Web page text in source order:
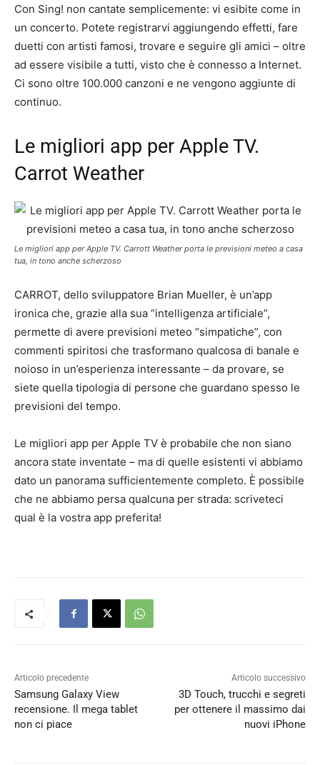
Con Sing! non cantate semplicemente: vi esibite come in
un concerto. Potete registrarvi aggiungendo effetti, fare
duetti con artisti famosi, trovare e seguire gli amici – oltre
ad essere visibile a tutti, visto che è connesso a Internet.
Ci sono oltre 100.000 canzoni e ne vengono aggiunte di
continuo.
Le migliori app per Apple TV.
Carrot Weather
Le migliori app per Apple TV. Carrott Weather porta le previsioni meteo a casa
tua, in tono anche scherzoso
CARROT, dello sviluppatore Brian Mueller, è un’app
ironica che, grazie alla sua “intelligenza artificiale”,
permette di avere previsioni meteo “simpatiche”, con
commenti spiritosi che trasformano qualcosa di banale e
noioso in un’esperienza interessante – da provare, se
siete quella tipologia di persone che guardano spesso le
previsioni del tempo.
Le migliori app per Apple TV è probabile che non siano
ancora state inventate – ma di quelle esistenti vi abbiamo
dato un panorama sufficientemente completo. È possibile
che ne abbiamo persa qualcuna per strada: scriveteci
qual è la vostra app preferita!
Articolo precedente
Samsung Galaxy View
recensione. Il mega tablet
non ci piace
Articolo successivo
3D Touch, trucchi e segreti
per ottenere il massimo dai
nuovi iPhone